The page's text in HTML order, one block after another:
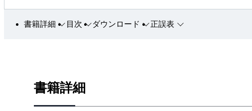
書籍詳細 目次 ダウンロード 正誤表
書籍詳細